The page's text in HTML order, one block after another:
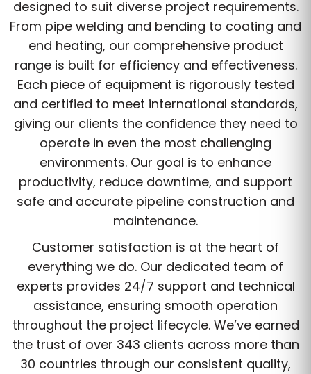
designed to suit diverse project requirements.
From pipe welding and bending to coating and
end heating, our comprehensive product
range is built for efficiency and effectiveness.
Each piece of equipment is rigorously tested
and certified to meet international standards,
giving our clients the confidence they need to
operate in even the most challenging
environments. Our goal is to enhance
productivity, reduce downtime, and support
safe and accurate pipeline construction and
maintenance.
Customer satisfaction is at the heart of
everything we do. Our dedicated team of
experts provides 24/7 support and technical
assistance, ensuring smooth operation
throughout the project lifecycle. We’ve earned
the trust of over 343 clients across more than
30 countries through our consistent quality,